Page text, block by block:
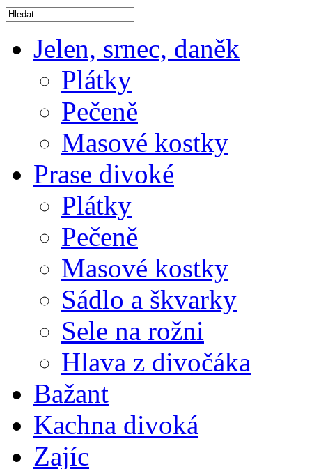
Jelen, srnec, daněk
Plátky
Pečeně
Masové kostky
Prase divoké
Plátky
Pečeně
Masové kostky
Sádlo a škvarky
Sele na rožni
Hlava z divočáka
Bažant
Kachna divoká
Zajíc